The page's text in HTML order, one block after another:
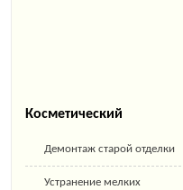
Косметический
Демонтаж старой отделки
Устранение мелких